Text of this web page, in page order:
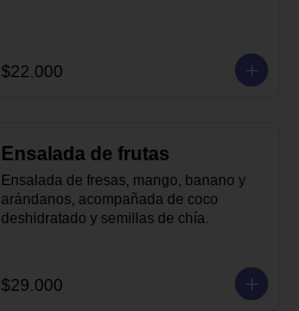
$22.000
Ensalada de frutas
Ensalada de fresas, mango, banano y
arándanos, acompañada de coco
deshidratado y semillas de chía.
$29.000